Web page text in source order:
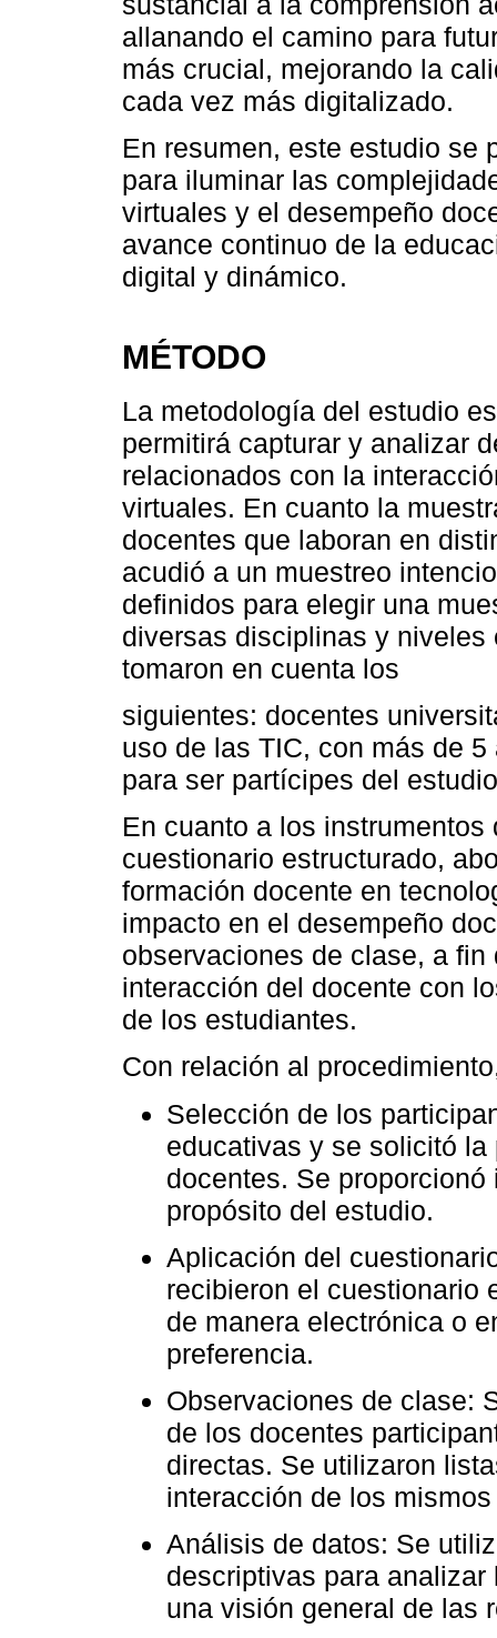
allanando el camino para
más crucial, mejorando la
cada vez más digitalizado.
En resumen, este estudio se
para iluminar las
virtuales y el desempeño
avance continuo de la
digital y dinámico.
MÉTODO
La metodología del estudio
permitirá capturar y analizar
relacionados con la
virtuales. En cuanto la
docentes que laboran en
acudió a un muestreo
definidos para elegir una
diversas disciplinas y
tomaron en cuenta los
siguientes: docentes
uso de las TIC, con más de
para ser partícipes del
En cuanto a los
cuestionario estructurado,
formación docente en
impacto en el desempeño
observaciones de clase, a
interacción del docente con
de los estudiantes.
Con relación al
Selección de los
educativas y se solicitó
docentes. Se
propósito del estudio.
Aplicación del
recibieron el cuestionario
de manera electrónica o
preferencia.
Observaciones de clase:
de los docentes
directas. Se utilizaron
interacción de los
Análisis de datos: Se
descriptivas para
una visión general de las